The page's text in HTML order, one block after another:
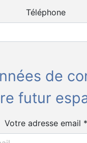
Téléphone
de
futur
Votre adresse email *